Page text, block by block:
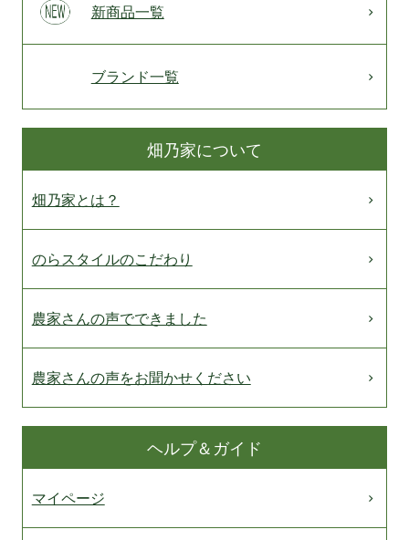
新商品一覧
ブランド一覧
畑乃家について
畑乃家とは？
のらスタイルのこだわり
農家さんの声でできました
農家さんの声をお聞かせください
ヘルプ＆ガイド
マイページ